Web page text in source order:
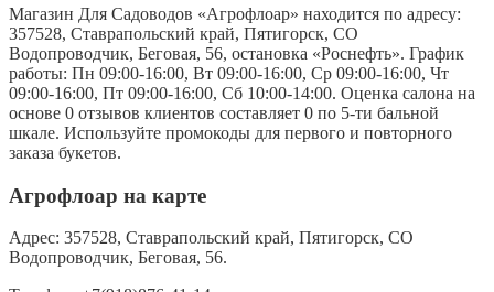
Магазин Для Садоводов «Агрофлоар» находится по адресу:
357528, Ставрапольский край, Пятигорск, СО
Водопроводчик, Беговая, 56, остановка «Роснефть». График
работы: Пн 09:00-16:00, Вт 09:00-16:00, Ср 09:00-16:00, Чт
09:00-16:00, Пт 09:00-16:00, Сб 10:00-14:00. Оценка салона на
основе 0 отзывов клиентов составляет 0 по 5-ти бальной
шкале. Используйте промокоды для первого и повторного
заказа букетов.
Агрофлоар на карте
Адрес: 357528, Ставрапольский край, Пятигорск, СО
Водопроводчик, Беговая, 56.